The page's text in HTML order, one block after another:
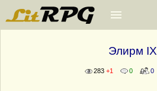
Элирм IX
283 +1 0 0